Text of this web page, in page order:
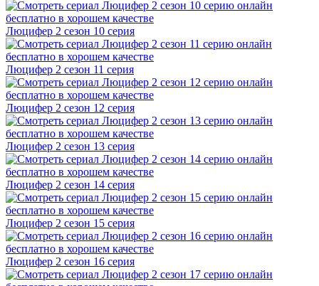
Люцифер 2 cезон 10 cерия
Люцифер 2 cезон 11 cерия
Люцифер 2 cезон 12 cерия
Люцифер 2 cезон 13 cерия
Люцифер 2 cезон 14 cерия
Люцифер 2 cезон 15 cерия
Люцифер 2 cезон 16 cерия